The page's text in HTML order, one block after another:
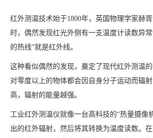
红外测温技术始于1800年，英国物理学家赫
时，偶然发现红光外侧有一支温度计读数异
的热线”就是红外线。
这种看似偶然的发现，奠定了现代红外测温
对零度以上的物体都会因自身分子运动而辐
高，辐射的能量越强。
工业红外测温仪就像一台高科技的“热量摄像
出的红外辐射，然后将其转换为温度读数。